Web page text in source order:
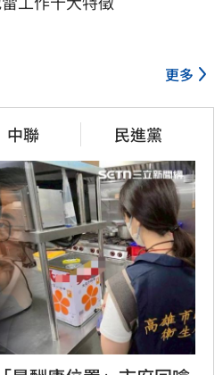
更多
中聯 民進黨